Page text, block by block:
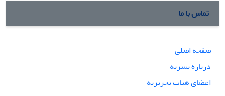
تماس با ما
صفحه اصلی
درباره نشریه
اعضای هیات تحریریه